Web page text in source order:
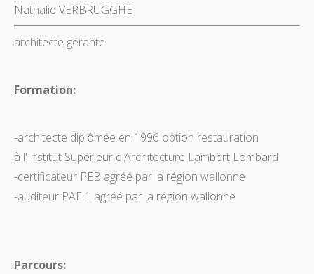
Nathalie VERBRUGGHE
architecte gérante
Formation:
-architecte diplômée en 1996 option restauration
à l'Institut Supérieur d'Architecture Lambert Lombard
-certificateur PEB agréé par la région wallonne
-auditeur PAE 1 agréé par la région wallonne
Parcours: